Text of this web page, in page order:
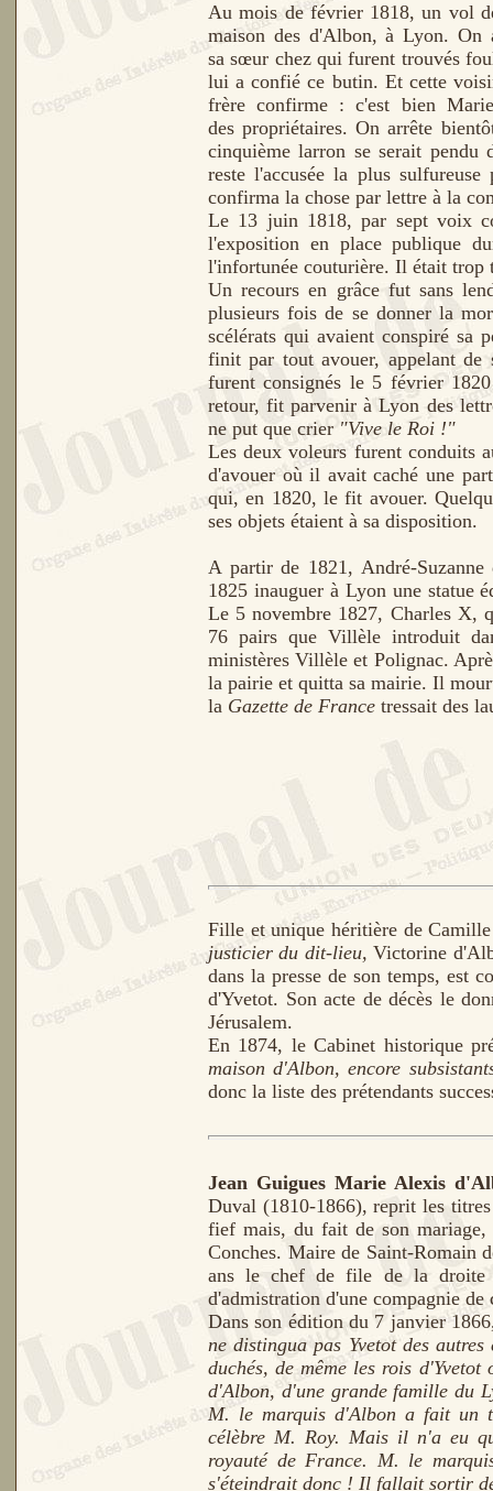
Au mois de février 1818, un vol
maison des d'Albon, à Lyon. On
sa sœur chez qui furent trouvés
lui a confié ce butin. Et cette
frère confirme : c'est bien
des propriétaires. On arrête
cinquième larron se serait pendu
reste l'accusée la plus
confirma la chose par lettre à la
Le 13 juin 1818, par sept voix
l'exposition en place publique
l'infortunée couturière. Il était trop
Un recours en grâce fut sans
plusieurs fois de se donner la
scélérats qui avaient conspiré sa
finit par tout avouer, appelant
furent consignés le 5 février
retour, fit parvenir à Lyon des
ne put que crier "Vive le Roi !"
Les deux voleurs furent conduits
d'avouer où il avait caché une
qui, en 1820, le fit avouer.
ses objets étaient à sa disposition.
A partir de 1821, André-
1825 inauguer à Lyon une statue
Le 5 novembre 1827, Charles X,
76 pairs que Villèle introduit
ministères Villèle et Polignac.
la pairie et quitta sa mairie. Il
la Gazette de France tressait des
Fille et unique héritière de
justicier du dit-lieu,Victorine
dans la presse de son temps, est
d'Yvetot. Son acte de décès le
Jérusalem.
En 1874, le Cabinet historique
maison d'Albon, encore
donc la liste des prétendants
Jean Guigues Marie Alexis
Duval (1810-1866), reprit les
fief mais, du fait de son mariage,
Conches. Maire de Saint-Romain
ans le chef de file de la droite
d'admistration d'une compagnie
Dans son édition du 7 janvier
ne distingua pas Yvetot des
duchés, de même les rois
d'Albon, d'une grande famille du
M. le marquis d'Albon a fait un
célèbre M. Roy. Mais il n'a eu
royauté de France. M. le
s'éteindrait donc ! Il fallait sortir